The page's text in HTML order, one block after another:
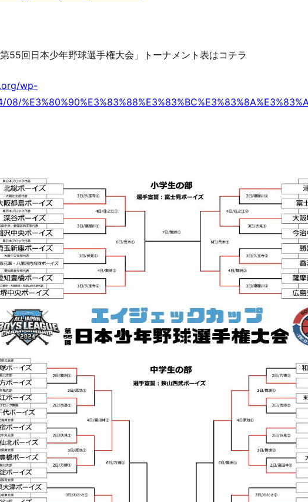
55回日本少年野球選手権大会」トーナメント表はコチラ
wp-